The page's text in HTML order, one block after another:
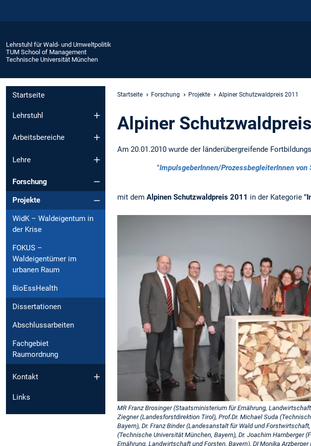
Lehrstuhl für Wald- und Umweltpolitik
TUM School of Management
Technische Universität München
Startseite
Lehrstuhl
Arbeitsbereiche
Lehre
Forschung
Projekte
WidK – Waldeigentum in
der Krise
FOKUS –
Waldeigentümer im
urbanen Raum
BioEssHealth
Dissertationen
Abschlussarbeiten
Fachgebiet
Raumordnung
Kontakt
Links
Startseite Forschung Projekte Alpiner Schutzwaldpreis 2011
Alpiner
Am 20.01.2010 wurde der länderübergreifende
"ImpulsgeberInnen/ProzessbegleiterInnen
mit dem Alpinen Schutzwaldpreis 2011 in der Kategorie
MR Franz Brosinger (Staatsministerium für Ernährung,
Ziegner (Landesforstdirektion Tirol), Prof.Dr. Michael Suda
Bayern), Dr. Franz Binder (Landesanstalt für Wald und
(Technische Universität München, Bayern), Dr. Joachim Hamberger
Ernährung, Landwirtschaft und Forsten, Bayern), DI Monika